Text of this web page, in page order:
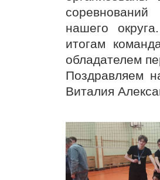
нашего
итогам
обладателем
Поздравляем
Виталия